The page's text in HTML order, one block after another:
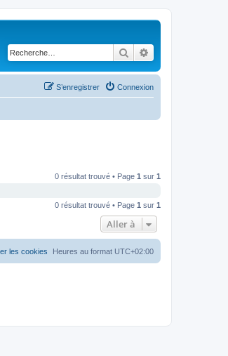
Rechercher
Connexion
S’enregistrer
0 résultat trouvé • Page 1 sur 1
0 résultat trouvé • Page 1 sur 1
Aller à
Heures au format UTC+02:00
les cookies